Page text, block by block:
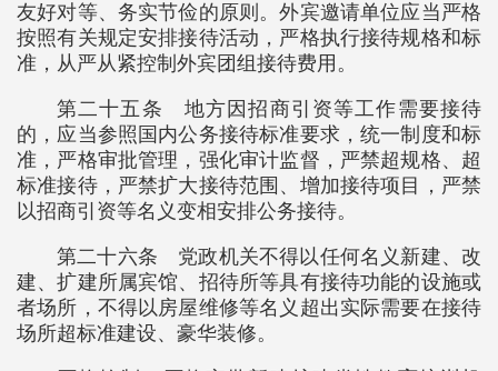
友好对等、务实节俭的原则。外宾邀请单位应当严格
按照有关规定安排接待活动，严格执行接待规格和标
准，从严从紧控制外宾团组接待费用。
第二十五条 地方因招商引资等工作需要接待
的，应当参照国内公务接待标准要求，统一制度和标
准，严格审批管理，强化审计监督，严禁超规格、超
标准接待，严禁扩大接待范围、增加接待项目，严禁
以招商引资等名义变相安排公务接待。
第二十六条 党政机关不得以任何名义新建、改
建、扩建所属宾馆、招待所等具有接待功能的设施或
者场所，不得以房屋维修等名义超出实际需要在接待
场所超标准建设、豪华装修。